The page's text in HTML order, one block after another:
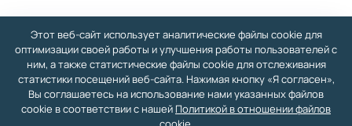
©2026Санаторно-гостиничный комплекс Изумруд в Балаково — официальный
сайт
У нас вы сможете отдохнуть со всей семьей: бассейн, СПА-центр, гостиничный
комплекс, медицинский центр, шведский стол, большая территория, два
ресторана.
Политика в отношении обработки персональных данных·Политика в отношении
файлов Cookie· Разработка сайта и дизайн:revtail.ru
Этот веб-сайт использует аналитические файлы cookie для
оптимизации своей работы и улучшения работы пользователей с
ним, а также статистические файлы cookie для отслеживания
статистики посещений веб-сайта. Нажимая кнопку «Я согласен»,
Вы соглашаетесь на использование нами указанных файлов
cookie в соответствии с нашей Политикой в отношении файлов